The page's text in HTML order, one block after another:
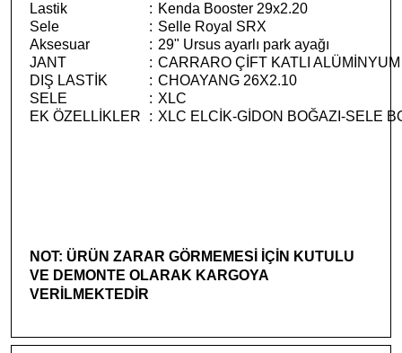
Lastik
: Kenda Booster 29x2.20
Sele
: Selle Royal SRX
Aksesuar
: 29" Ursus ayarlı park ayağı
JANT
: CARRARO ÇİFT KATLI ALÜMİNYUM
DIŞ LASTİK
: CHOAYANG 26X2.10
SELE
: XLC
EK ÖZELLİKLER
: XLC ELCİK-GİDON BOĞAZI-SELE
NOT: ÜRÜN ZARAR GÖRMEMESİ İÇİN KUTULU
VE DEMONTE OLARAK KARGOYA
VERİLMEKTEDİR